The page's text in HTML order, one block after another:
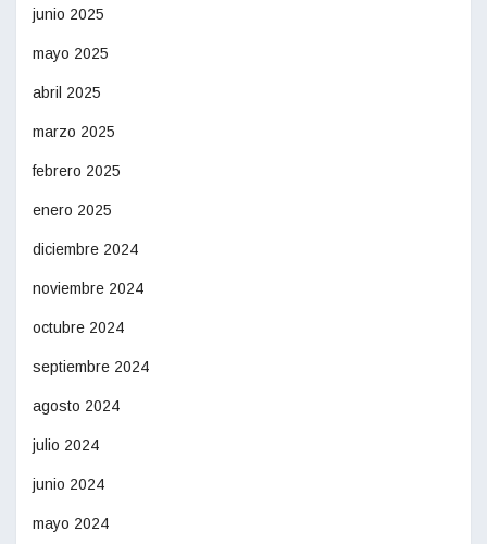
junio 2025
mayo 2025
abril 2025
marzo 2025
febrero 2025
enero 2025
diciembre 2024
noviembre 2024
octubre 2024
septiembre 2024
agosto 2024
julio 2024
junio 2024
mayo 2024